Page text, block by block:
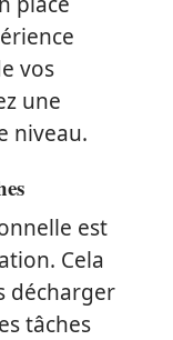
vos
une
niveau.
est
Cela
décharger
tâches